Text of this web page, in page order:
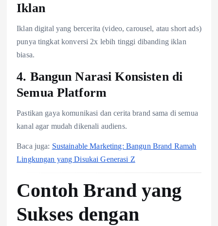
Iklan
Iklan digital yang bercerita (video, carousel, atau short ads)
punya tingkat konversi 2x lebih tinggi dibanding iklan
biasa.
4. Bangun Narasi Konsisten di
Semua Platform
Pastikan gaya komunikasi dan cerita brand sama di semua
kanal agar mudah dikenali audiens.
Baca juga: Sustainable Marketing: Bangun Brand Ramah
Lingkungan yang Disukai Generasi Z
Contoh Brand yang
Sukses dengan